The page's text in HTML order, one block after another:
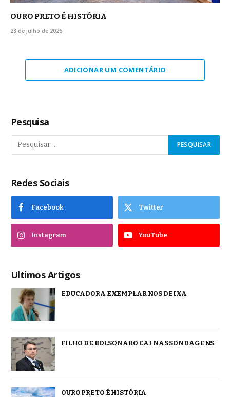
OURO PRETO É HISTÓRIA
28 de julho de 2026
ADICIONAR UM COMENTÁRIO
Pesquisa
Redes Sociais
Facebook Twitter
Instagram YouTube
Ultimos Artigos
EDUCADORA EXEMPLAR NOS DEIXA
FILHO DE BOLSONARO CAI NAS SONDAGENS
OURO PRETO É HISTÓRIA